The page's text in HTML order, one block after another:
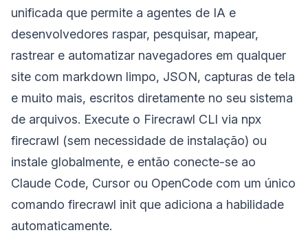
unificada que permite a agentes de IA e
desenvolvedores raspar, pesquisar, mapear,
rastrear e automatizar navegadores em qualquer
site com markdown limpo, JSON, capturas de tela
e muito mais, escritos diretamente no seu sistema
de arquivos. Execute o Firecrawl CLI via npx
firecrawl (sem necessidade de instalação) ou
instale globalmente, e então conecte-se ao
Claude Code, Cursor ou OpenCode com um único
comando firecrawl init que adiciona a habilidade
automaticamente.